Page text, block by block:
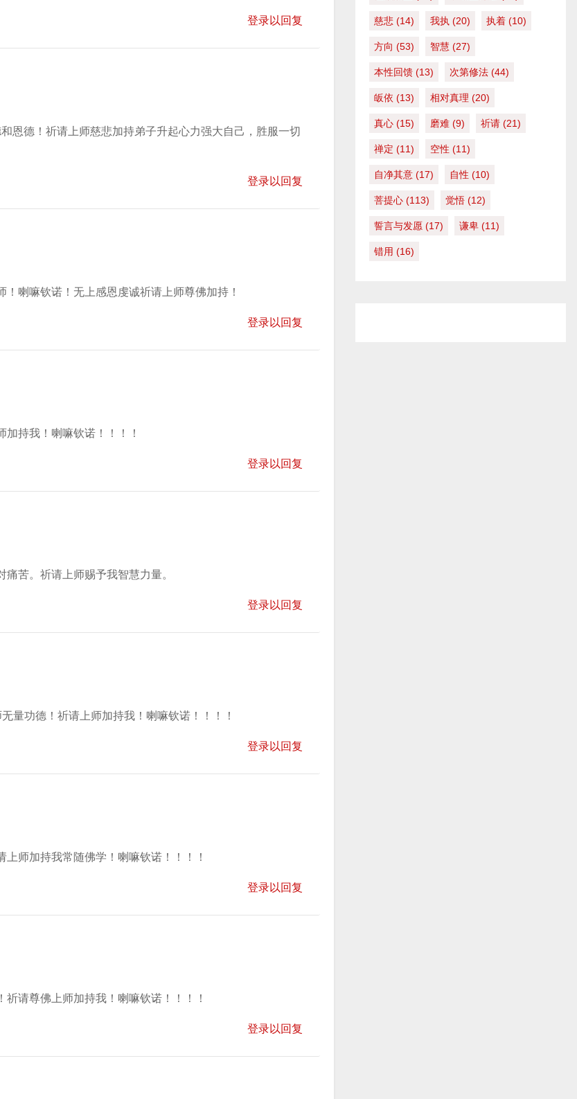
音
登录以回复
恩德！祈请上师慈悲加持弟子升起心力强大自己，胜服一切
登录以回复
喇嘛钦诺！无上感恩虔诚祈请上师尊佛加持！
登录以回复
持我！喇嘛钦诺！！！！
登录以回复
苦。祈请上师赐予我智慧力量。
登录以回复
量功德！祈请上师加持我！喇嘛钦诺！！！！
登录以回复
师加持我常随佛学！喇嘛钦诺！！！！
登录以回复
请尊佛上师加持我！喇嘛钦诺！！！！
登录以回复
慈悲 (14) 我执 (20) 执着 (10)
方向 (53) 智慧 (27)
本性回馈 (13) 次第修法 (44)
皈依 (13) 相对真理 (20)
真心 (15) 磨难 (9) 祈请 (21)
禅定 (11) 空性 (11)
自净其意 (17) 自性 (10)
菩提心 (113) 觉悟 (12)
誓言与发愿 (17) 谦卑 (11)
错用 (16)